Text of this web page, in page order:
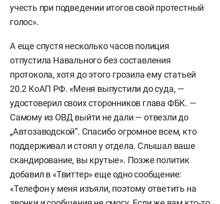
учесть при подведении итогов свой протестный
голос».
А еще спустя несколько часов полиция
отпустила Навального без составления
протокола, хотя до этого грозила ему статьей
20.2 КоАП РФ. «Меня выпустили до суда, —
удостоверил своих сторонников глава ФБК. —
Самому из ОВД выйти не дали — отвезли до
„Автозаводской“. Спасибо огромное всем, кто
поддерживал и стоял у отдела. Слышал ваше
скандирование, вы крутые». Позже политик
добавил в «Твиттер»еще одно сообщение:
«Телефон у меня изъяли, поэтому ответить на